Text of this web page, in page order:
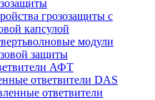
грозозащиты с
капсулой
модули
защиты
АФТ
ответвители DAS
ответвители